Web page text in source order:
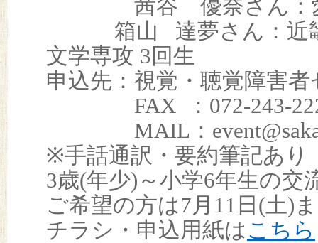
茜谷 優奈さん：愛
箱山 達夢さん：近畿
文学専攻 3回生
申込先：視覚・聴覚障害
FAX ：072-243-
MAIL：
※手話通訳・要約筆記あり
3歳(年少)～小学6年生の交
ご希望の方は7月11日(土)
チラシ・申込用紙はこちら